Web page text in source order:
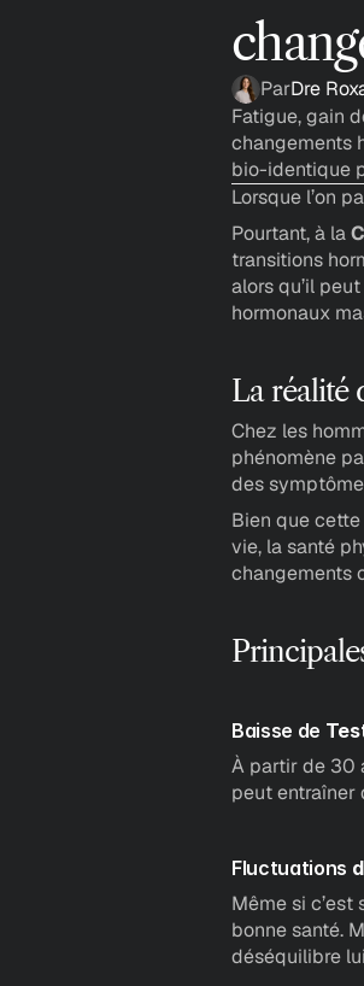
ParDre
Fatigue, gain
changements
bio-identique
Lorsque l’on
Pourtant, à la
transitions
alors qu’il
hormonaux
La réalité
Chez les
phénomène
des
Bien que
vie, la santé
changements
Baisse de
À partir de 30
peut entraîner
Fluctuations
Même si
bonne santé.
déséquilibre